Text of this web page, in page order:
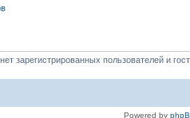
зарегистрированных пользователей и
Powered by